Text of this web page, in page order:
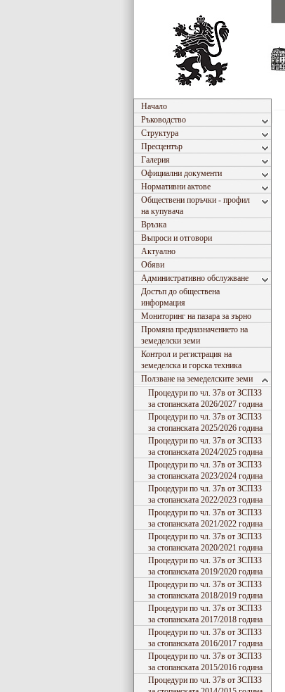
Начало
Ръководство
Структура
Пресцентър
Галерия
Официални документи
Нормативни актове
Обществени поръчки - профил
на купувача
Връзка
Въпроси и отговори
Актуално
Обяви
Административно обслужване
Достъп до обществена
информация
Мониторинг на пазара за зърно
Промяна предназначението на
земеделски земи
Контрол и регистрация на
земеделска и горска техника
Ползване на земеделските земи
Процедури по чл. 37в от ЗСПЗЗ
за стопанската 2026/2027 година
Процедури по чл. 37в от ЗСПЗЗ
за стопанската 2025/2026 година
Процедури по чл. 37в от ЗСПЗЗ
за стопанската 2024/2025 година
Процедури по чл. 37в от ЗСПЗЗ
за стопанската 2023/2024 година
Процедури по чл. 37в от ЗСПЗЗ
за стопанската 2022/2023 година
Процедури по чл. 37в от ЗСПЗЗ
за стопанската 2021/2022 година
Процедури по чл. 37в от ЗСПЗЗ
за стопанската 2020/2021 година
Процедури по чл. 37в от ЗСПЗЗ
за стопанската 2019/2020 година
Процедури по чл. 37в от ЗСПЗЗ
за стопанската 2018/2019 година
Процедури по чл. 37в от ЗСПЗЗ
за стопанската 2017/2018 година
Процедури по чл. 37в от ЗСПЗЗ
за стопанската 2016/2017 година
Процедури по чл. 37в от ЗСПЗЗ
за стопанската 2015/2016 година
Процедури по чл. 37в от ЗСПЗЗ